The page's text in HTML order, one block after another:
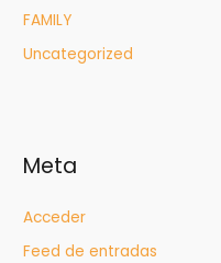
FAMILY
Uncategorized
Meta
Acceder
Feed de entradas